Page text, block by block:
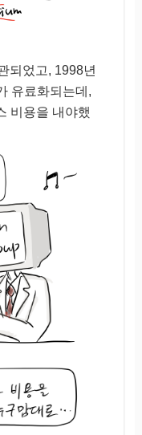
되었고, 1998년
유료화되는데,
비용을 내야했